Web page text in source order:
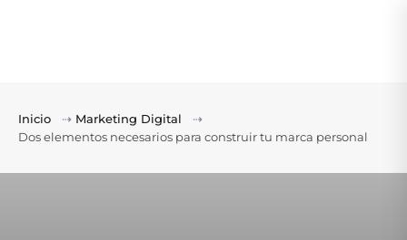
Inicio ⇢ Marketing Digital
⇢
Dos elementos necesarios para construir tu marca personal